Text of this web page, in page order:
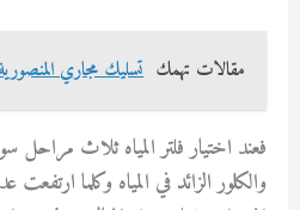
مقالات تهمك تسليك مجاري المنصورية
فعند اختيار فلتر المياه ثلاث
والكلور الزائد في المياه وكلما